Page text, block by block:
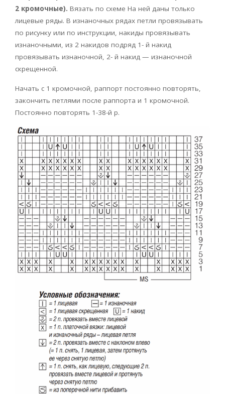
2 кромочные). Вязать по схеме На ней даны только
лицевые ряды. В изнаночных рядах петли провязывать
по рисунку или по инструкции, накиды провязывать
изнаночными, из 2 накидов подряд 1- й накид
провязывать изнаночной, 2- й накид — изнаночной
скрещенной.
Начать с 1 кромочной, раппорт постоянно повторять,
закончить петлями после раппорта и 1 кромочной.
Постоянно повторять 1-38-й р.